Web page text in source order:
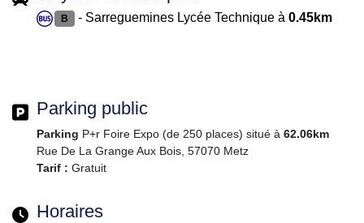
B - Sarreguemines Lycée Technique à 0.45km
Parking public
Parking P+r Foire Expo (de 250 places) situé à 62.06km
Rue De La Grange Aux Bois, 57070 Metz
Tarif : Gratuit
Horaires